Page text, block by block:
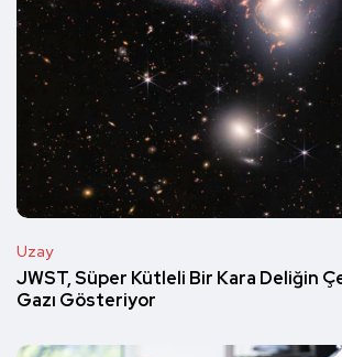
Uzay
JWST, Süper Kütleli Bir Kara Deliğin
Gazı Gösteriyor